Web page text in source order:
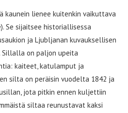
kaunein lienee kuitenkin vaikuttava
Se sijaitsee historiallisessa
ja Ljubljanan kuvauksellisen
Sillalla on paljon upeita
kaiteet, katulamput ja
silta on peräisin vuodelta 1842 ja
jota pitkin ennen kuljettiin
siltaa reunustavat kaksi